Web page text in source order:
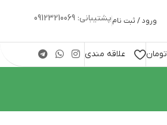
ورود / ثبت نامپشتیبانی: 09123210069
تومان علاقه مندی